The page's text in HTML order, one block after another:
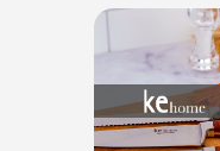
Utensílios do
Lar